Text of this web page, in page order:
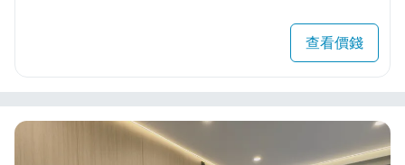
查看價錢